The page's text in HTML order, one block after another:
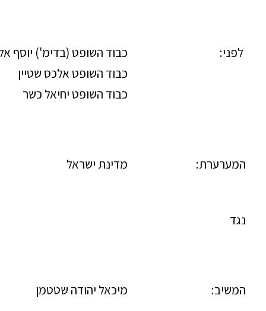
לפני:
כבוד השופט (בדימ') יוסף
כבוד השופט אלכס שטיין
כבוד השופט יחיאל כשר
המערערת: מדינת ישראל
נגד
המשיב: מיכאל יהודה שטטמן